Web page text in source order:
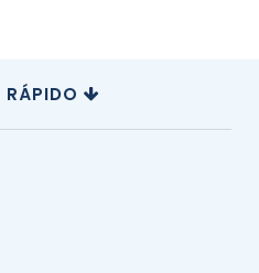
RÁPIDO